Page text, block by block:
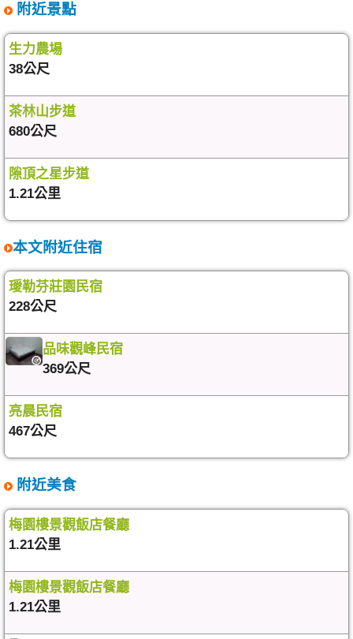
附近景點
生力農場
38公尺
茶林山步道
680公尺
隙頂之星步道
1.21公里
本文附近住宿
璦勒芬莊園民宿
228公尺
品味觀峰民宿
369公尺
亮晨民宿
467公尺
附近美食
梅園樓景觀飯店餐廳
1.21公里
梅園樓景觀飯店餐廳
1.21公里